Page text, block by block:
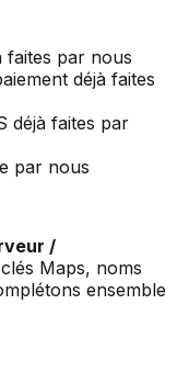
faites par nous
déjà faites
déjà faites par
par nous
/
Maps, noms
ensemble